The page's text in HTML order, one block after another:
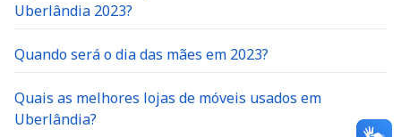
Uberlândia 2023?
Quando será o dia das mães em 2023?
Quais as melhores lojas de móveis usados em
Uberlândia?